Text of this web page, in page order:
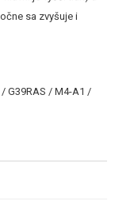
sa zvyšuje i
G39RAS / M4-A1 /
streliva, aby